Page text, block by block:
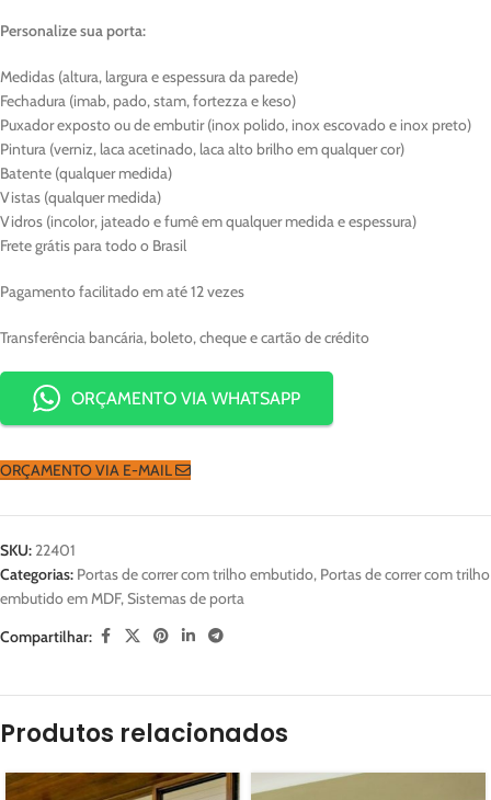
Personalize sua porta:
Medidas (altura, largura e espessura da parede)
Fechadura (imab, pado, stam, fortezza e keso)
Puxador exposto ou de embutir (inox polido, inox escovado e inox preto)
Pintura (verniz, laca acetinado, laca alto brilho em qualquer cor)
Batente (qualquer medida)
Vistas (qualquer medida)
Vidros (incolor, jateado e fumê em qualquer medida e espessura)
Frete grátis para todo o Brasil
Pagamento facilitado em até 12 vezes
Transferência bancária, boleto, cheque e cartão de crédito
ORÇAMENTO VIA WHATSAPP
ORÇAMENTO VIA E-MAIL
SKU: 22401
Categorias: Portas de correr com trilho embutido, Portas de correr com trilho
embutido em MDF,Sistemas de porta
Compartilhar:
Produtos relacionados